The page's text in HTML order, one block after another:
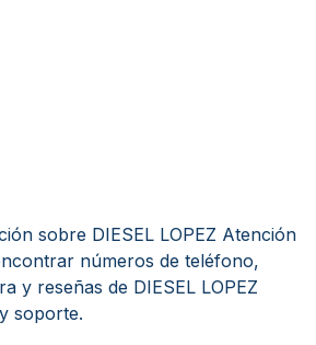
sobre DIESEL LOPEZ Atención
números de teléfono,
y reseñas de DIESEL LOPEZ
soporte.